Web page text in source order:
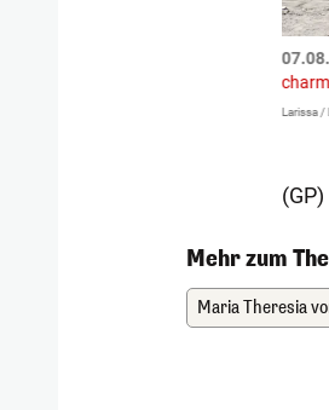
Larissa /
(GP)
Mehr zum
Maria Theresia